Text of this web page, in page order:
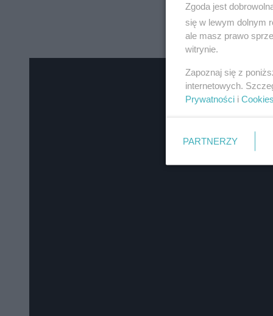
Zgoda jest
się w lewym dolnym
ale masz prawo
witrynie.
Zapoznaj się z
internetowych.
Prywatności i
PARTNERZY